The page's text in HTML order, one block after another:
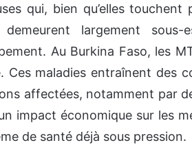
qui, bien qu’elles
demeurent largement
Au Burkina Faso, les
Ces maladies entraînent des
affectées, notamment par
impact économique sur les
de santé déjà sous pression.